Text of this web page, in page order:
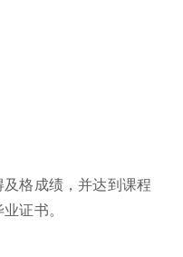
格成绩，并达到课程
证书。